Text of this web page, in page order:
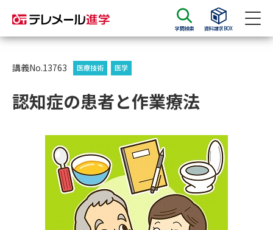
学問検索 資料請求BOX
資料請求
大学・短大の資料種類から請求
学部・学科パンフ
総合型選抜・学校推薦型選抜 募
大学入学共通テスト利用選抜の
募集要項＆願書
講義No.13763 医療技術 医学
認知症の患者と作業療法